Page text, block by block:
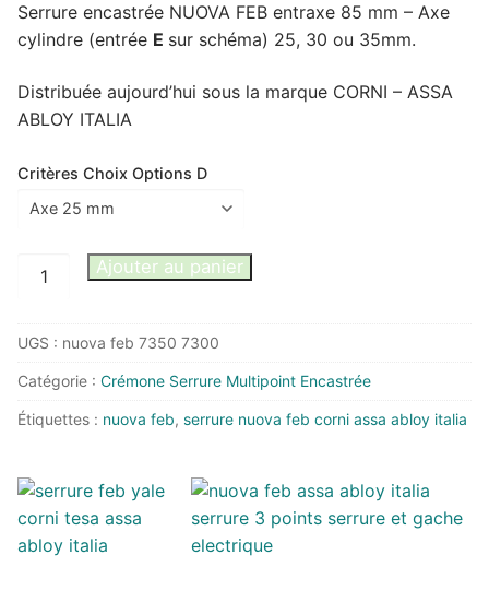
était :
292,74 €.
est :
239,62 €.
Serrure encastrée NUOVA FEB entraxe 85 mm – Axe
cylindre (entrée E sur schéma) 25, 30 ou 35mm.
Distribuée aujourd’hui sous la marque CORNI – ASSA
ABLOY ITALIA
Critères Choix Options D
quantité
NUOVA
FEB
Entraxe
mm
Têtière
U
Ajouter au panier
UGS : nuova feb 7350 7300
Catégorie : Crémone Serrure Multipoint Encastrée
Étiquettes : nuova feb, serrure nuova feb corni assa abloy italia